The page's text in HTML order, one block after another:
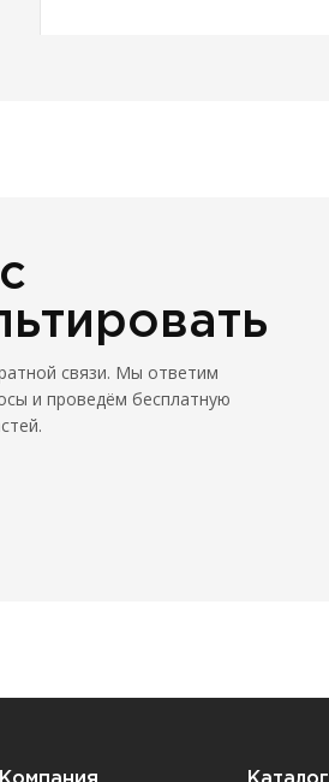
связи. Мы ответим
и проведём бесплатную